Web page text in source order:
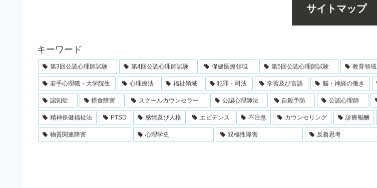
サイトマップ
キーワード
第3回公認心理師試験 第4回公認心理師試験 保健医療領域 第5回公認心理師試験 教育領域
若手心理職・大学院生 心理療法 福祉領域 犯罪・司法 学習及び言語 脳・神経の働き
認知症 摂食障害 スクールカウンセラー 公認心理師法 自殺予防 公認心理師
精神保健福祉法 PTSD 感情及び人格 エビデンス 不注意 カウンセリング 診療報酬
物質関連障害 心理学史 双極性障害 反芻思考